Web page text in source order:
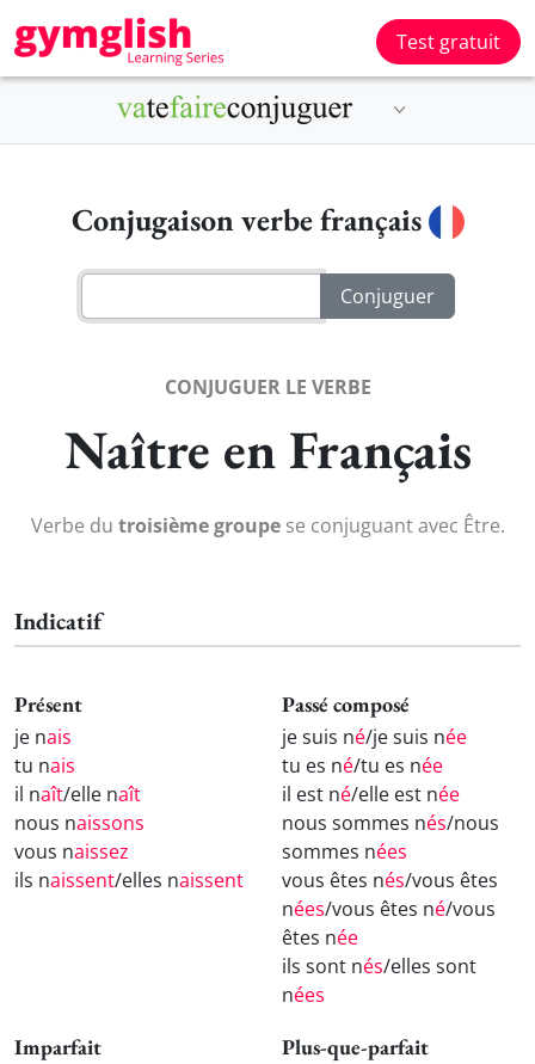
Test gratuit
Conjugaison verbe français
CONJUGUER LE VERBE
Naître en Français
Verbe du troisième groupese conjuguant avec Être.
Indicatif
Présent
je nais
tu nais
il naît/elle naît
nous naissons
vous naissez
ils naissent/elles naissent
Passé composé
je suis né/je suis née
tu es né/tu es née
il est né/elle est née
nous sommes nés/nous
sommes nées
vous êtes nés/vous êtes
nées/vous êtes né/vous
êtes née
ils sont nés/elles sont
nées
Imparfait Plus-que-parfait